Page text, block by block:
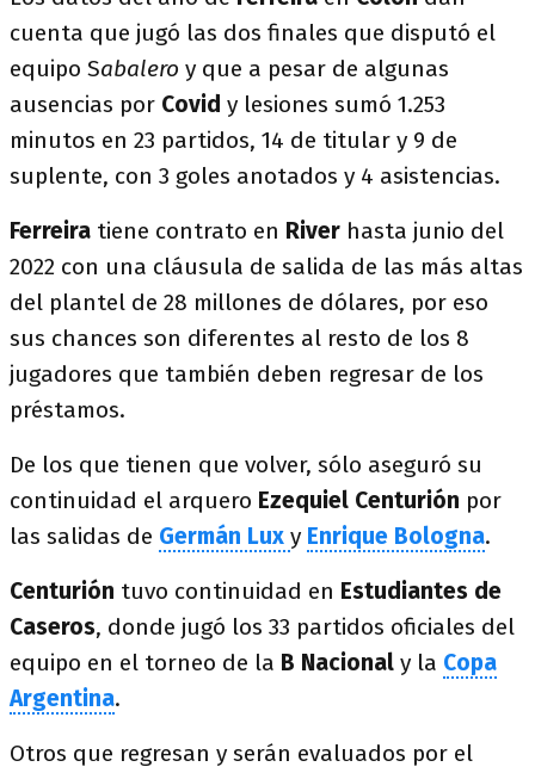
cuenta que jugó las dos finales que disputó el
equipo Sabalero y que a pesar de algunas
ausencias por Covid y lesiones sumó 1.253
minutos en 23 partidos, 14 de titular y 9 de
suplente, con 3 goles anotados y 4 asistencias.
Ferreira tiene contrato en River hasta junio del
2022 con una cláusula de salida de las más altas
del plantel de 28 millones de dólares, por eso
sus chances son diferentes al resto de los 8
jugadores que también deben regresar de los
préstamos.
De los que tienen que volver, sólo aseguró su
continuidad el arquero Ezequiel Centurión por
las salidas de Germán Lux y Enrique Bologna.
Centurión tuvo continuidad en Estudiantes de
Caseros, donde jugó los 33 partidos oficiales del
equipo en el torneo de la B Nacional y la Copa
Argentina.
Otros que regresan y serán evaluados por el